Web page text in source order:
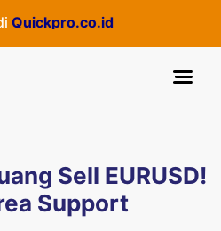
Sell EURUSD!
Support